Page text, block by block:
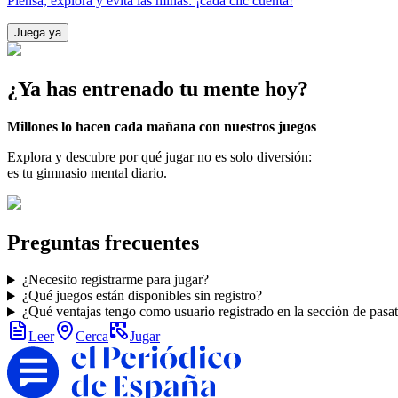
Juega ya
¿Ya has entrenado tu mente hoy?
Millones lo hacen cada mañana con nuestros juegos
Explora y descubre por qué jugar no es solo diversión:
es tu gimnasio mental diario.
Preguntas frecuentes
¿Necesito registrarme para jugar?
¿Qué juegos están disponibles sin registro?
¿Qué ventajas tengo como usuario registrado en la sección de
Leer
Cerca Jugar